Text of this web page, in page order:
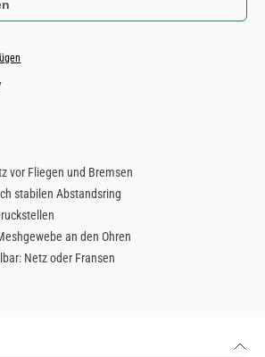
vor Fliegen und Bremsen
stabilen Abstandsring
an den Ohren
Netz oder Fransen